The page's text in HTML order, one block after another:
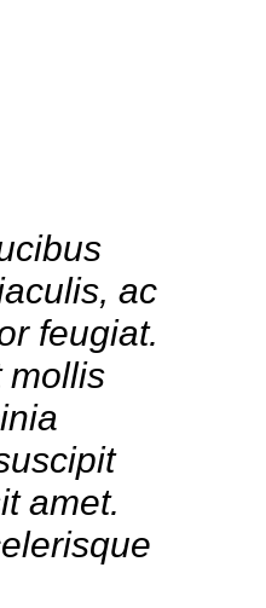
ac
feugiat.
mollis
amet.